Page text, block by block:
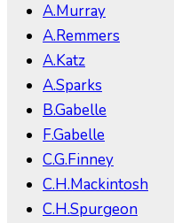
A.Murray
A.Remmers
A.Katz
A.Sparks
B.Gabelle
F.Gabelle
C.G.Finney
C.H.Mackintosh
C.H.Spurgeon